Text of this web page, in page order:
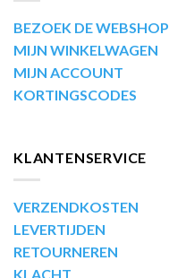
BEZOEK DE WEBSHOP
MIJN WINKELWAGEN
MIJN ACCOUNT
KORTINGSCODES
KLANTENSERVICE
VERZENDKOSTEN
LEVERTIJDEN
RETOURNEREN
KLACHT